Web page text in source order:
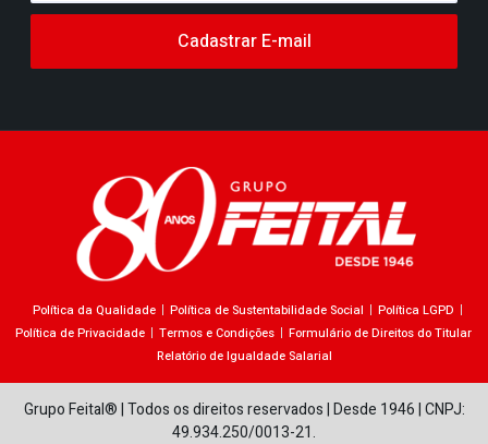
Cadastrar E-mail
Política da Qualidade Política de Sustentabilidade Social
Política LGPD
Política de Privacidade
Termos e Condições
Formulário de Direitos do Titular
Relatório de Igualdade Salarial
Grupo Feital® | Todos os direitos reservados | Desde 1946 | CNPJ:
49.934.250/0013-21.